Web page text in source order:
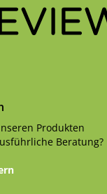
Produkten
Beratung?